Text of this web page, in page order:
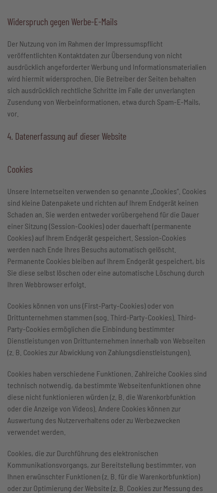
Widerspruch gegen Werbe-E-Mails
Der Nutzung von im Rahmen der Impressumspflicht
veröffentlichten Kontaktdaten zur Übersendung von nicht
ausdrücklich angeforderter Werbung und Informationsmaterialien
wird hiermit widersprochen. Die Betreiber der Seiten behalten
sich ausdrücklich rechtliche Schritte im Falle der unverlangten
Zusendung von Werbeinformationen, etwa durch Spam-E-Mails,
vor.
4. Datenerfassung auf dieser Website
Cookies
Unsere Internetseiten verwenden so genannte „Cookies“. Cookies
sind kleine Datenpakete und richten auf Ihrem Endgerät keinen
Schaden an. Sie werden entweder vorübergehend für die Dauer
einer Sitzung (Session-Cookies) oder dauerhaft (permanente
Cookies) auf Ihrem Endgerät gespeichert. Session-Cookies
werden nach Ende Ihres Besuchs automatisch gelöscht.
Permanente Cookies bleiben auf Ihrem Endgerät gespeichert, bis
Sie diese selbst löschen oder eine automatische Löschung durch
Ihren Webbrowser erfolgt.
Cookies können von uns (First-Party-Cookies) oder von
Drittunternehmen stammen (sog. Third-Party-Cookies). Third-
Party-Cookies ermöglichen die Einbindung bestimmter
Dienstleistungen von Drittunternehmen innerhalb von Webseiten
(z. B. Cookies zur Abwicklung von Zahlungsdienstleistungen).
Cookies haben verschiedene Funktionen. Zahlreiche Cookies sind
technisch notwendig, da bestimmte Webseitenfunktionen ohne
diese nicht funktionieren würden (z. B. die Warenkorbfunktion
oder die Anzeige von Videos). Andere Cookies können zur
Auswertung des Nutzerverhaltens oder zu Werbezwecken
verwendet werden.
Cookies, die zur Durchführung des elektronischen
Kommunikationsvorgangs, zur Bereitstellung bestimmter, von
Ihnen erwünschter Funktionen (z. B. für die Warenkorbfunktion)
oder zur Optimierung der Website (z. B. Cookies zur Messung des